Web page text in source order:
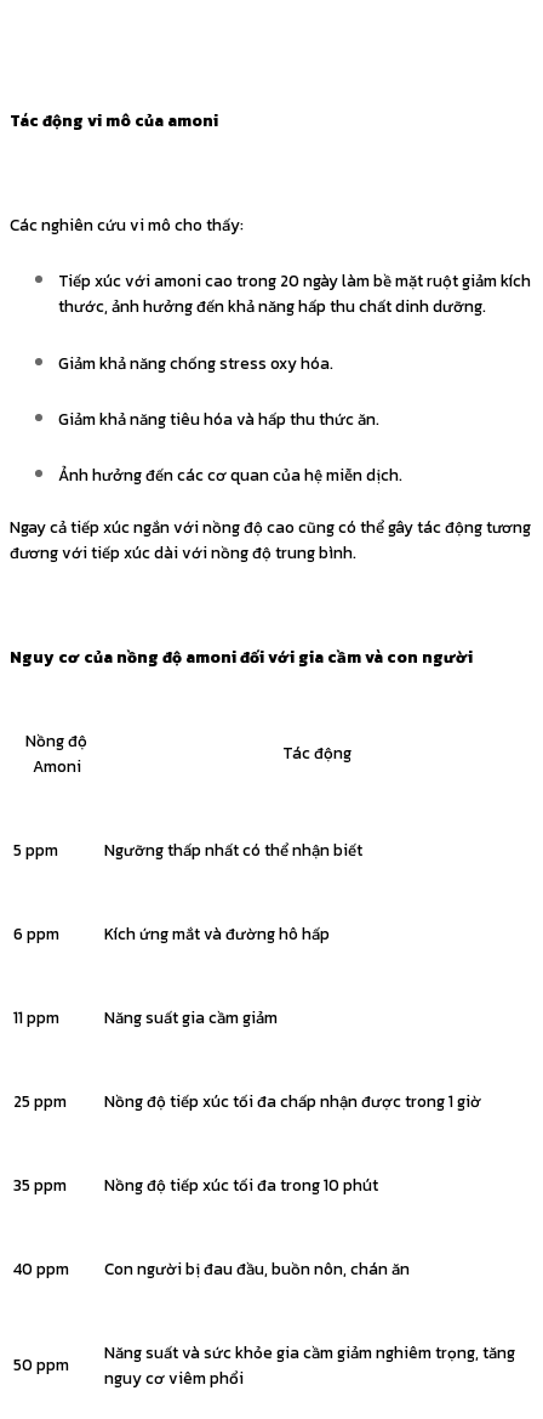
Tác động vi mô của amoni
Các nghiên cứu vi mô cho thấy:
Tiếp xúc với amoni cao trong 20 ngày làm bề mặt ruột giảm kích
thước, ảnh hưởng đến khả năng hấp thu chất dinh dưỡng.
Giảm khả năng chống stress oxy hóa.
Giảm khả năng tiêu hóa và hấp thu thức ăn.
Ảnh hưởng đến các cơ quan của hệ miễn dịch.
Ngay cả tiếp xúc ngắn với nồng độ cao cũng có thể gây tác động tương
đương với tiếp xúc dài với nồng độ trung bình.
Nguy cơ của nồng độ amoni đối với gia cầm và con người
Nồng độ
Amoni
Tác động
5 ppm Ngưỡng thấp nhất có thể nhận biết
6 ppm Kích ứng mắt và đường hô hấp
11 ppm Năng suất gia cầm giảm
25 ppm Nồng độ tiếp xúc tối đa chấp nhận được trong 1 giờ
35 ppm Nồng độ tiếp xúc tối đa trong 10 phút
40 ppm Con người bị đau đầu, buồn nôn, chán ăn
50 ppm
Năng suất và sức khỏe gia cầm giảm nghiêm trọng, tăng
nguy cơ viêm phổi